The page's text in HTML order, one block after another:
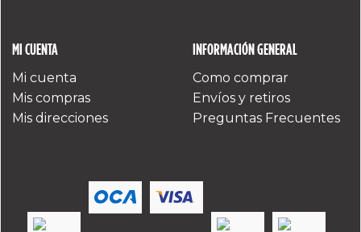
MI CUENTA
Mi cuenta
Mis compras
Mis direcciones
INFORMACIÓN GENERAL
Como comprar
Envíos y retiros
Preguntas Frecuentes